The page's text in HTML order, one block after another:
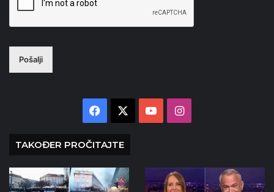
Pošalji
Facebook YouTubeInstagram
TAKOĐER PROČITAJTE